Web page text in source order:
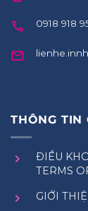
0918 918
THÔNG TIN
ĐIỀU
TERMS
GIỚI